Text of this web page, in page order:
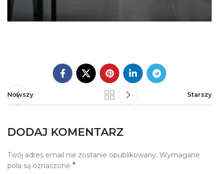
Nowszy Starszy
DODAJ KOMENTARZ
Twój adres email nie zostanie opublikowany. Wymagane
pola są oznaczone *